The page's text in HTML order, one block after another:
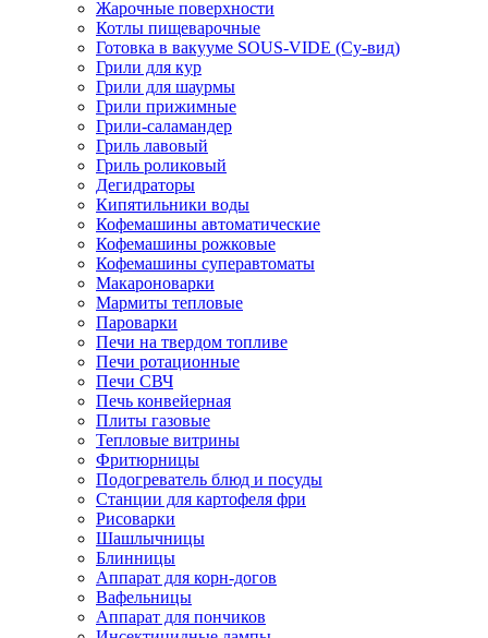
Жарочные поверхности
Котлы пищеварочные
Готовка в вакууме SOUS-VIDE (Су-вид)
Грили для кур
Грили для шаурмы
Грили прижимные
Грили-саламандер
Гриль лавовый
Гриль роликовый
Дегидраторы
Кипятильники воды
Кофемашины автоматические
Кофемашины рожковые
Кофемашины суперавтоматы
Макароноварки
Мармиты тепловые
Пароварки
Печи на твердом топливе
Печи ротационные
Печи СВЧ
Печь конвейерная
Плиты газовые
Тепловые витрины
Фритюрницы
Подогреватель блюд и посуды
Станции для картофеля фри
Рисоварки
Шашлычницы
Блинницы
Аппарат для корн-догов
Вафельницы
Аппарат для пончиков